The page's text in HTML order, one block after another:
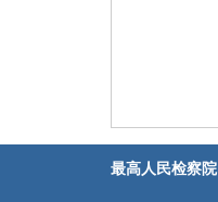
最高人民检察院